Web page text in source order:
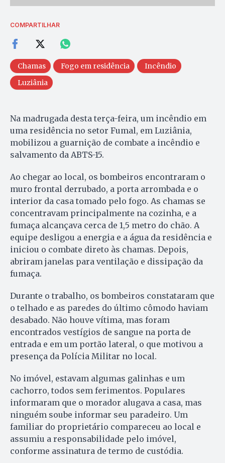
COMPARTILHAR
Chamas Fogo em residência
Incêndio
Luziânia
Na madrugada desta terça-feira, um incêndio em
uma residência no setor Fumal, em Luziânia,
mobilizou a guarnição de combate a incêndio e
salvamento da ABTS-15.
Ao chegar ao local, os bombeiros encontraram o
muro frontal derrubado, a porta arrombada e o
interior da casa tomado pelo fogo. As chamas se
concentravam principalmente na cozinha, e a
fumaça alcançava cerca de 1,5 metro do chão. A
equipe desligou a energia e a água da residência e
iniciou o combate direto às chamas. Depois,
abriram janelas para ventilação e dissipação da
fumaça.
Durante o trabalho, os bombeiros constataram que
o telhado e as paredes do último cômodo haviam
desabado. Não houve vítima, mas foram
encontrados vestígios de sangue na porta de
entrada e em um portão lateral, o que motivou a
presença da Polícia Militar no local.
No imóvel, estavam algumas galinhas e um
cachorro, todos sem ferimentos. Populares
informaram que o morador alugava a casa, mas
ninguém soube informar seu paradeiro. Um
familiar do proprietário compareceu ao local e
assumiu a responsabilidade pelo imóvel,
conforme assinatura de termo de custódia.